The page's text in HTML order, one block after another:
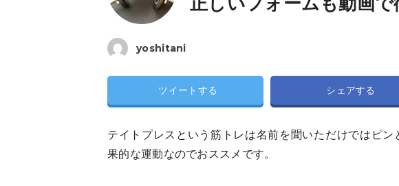
yoshitani
ツイートする シェアする
テイトプレスという筋トレは名前を聞いただけではピ
果的な運動なのでおススメです。